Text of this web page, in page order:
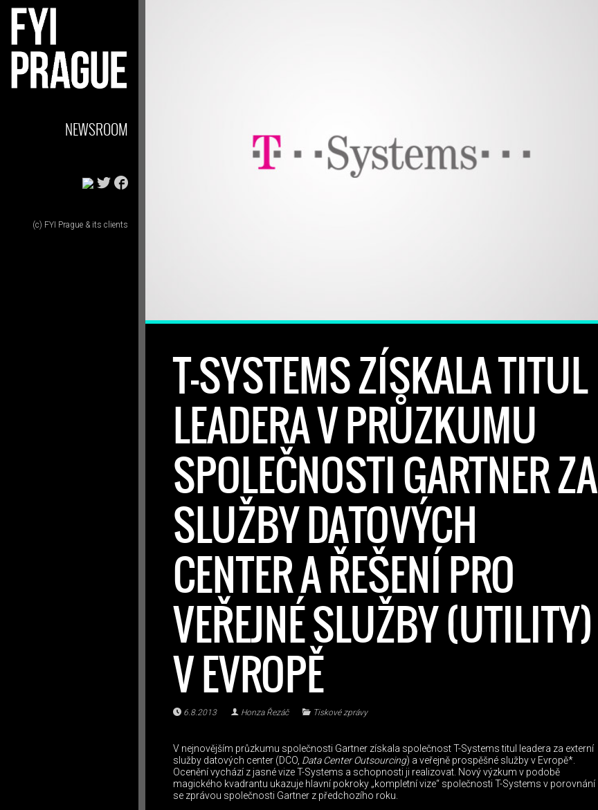
NEWSROOM
(c) FYI Prague & its clients
T-SYSTEMS ZÍSKALA TITUL
LEADERA V PRŮZKUMU
SPOLEČNOSTI GARTNER ZA
SLUŽBY DATOVÝCH
CENTER A ŘEŠENÍ PRO
VEŘEJNÉ SLUŽBY (UTILITY)
V EVROPĚ
6.8.2013 Honza Řezáč Tiskové zprávy
V nejnovějším průzkumu společnosti Gartner získala společnost T-Systems titul leadera za externí
služby datových center (DCO, Data Center Outsourcing) a veřejně prospěšné služby v Evropě*.
Ocenění vychází z jasné vize T-Systems a schopnosti ji realizovat. Nový výzkum v podobě
magického kvadrantu ukazuje hlavní pokroky „kompletní vize“ společnosti T-Systems v porovnání
se zprávou společnosti Gartner z předchozího roku.